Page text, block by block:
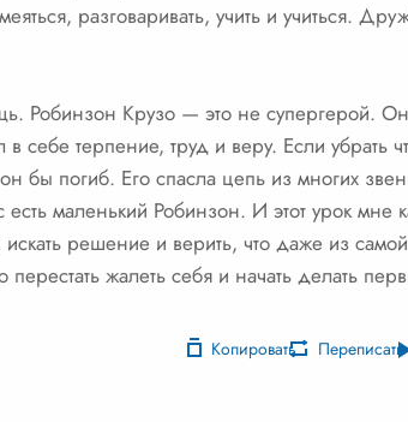
разговаривать, учить и учиться.
Робинзон Крузо — это не супергерой.
себе терпение, труд и веру. Если убрать
бы погиб. Его спасла цепь из многих
маленький Робинзон. И этот урок мне
решение и верить, что даже из самой
жалеть себя и начать делать
Копировать Переписать